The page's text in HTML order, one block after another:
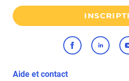
Aide et contact